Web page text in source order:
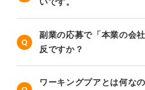
いです。
副業の応募で「本業の会
反ですか？
ワーキングプアとは何な